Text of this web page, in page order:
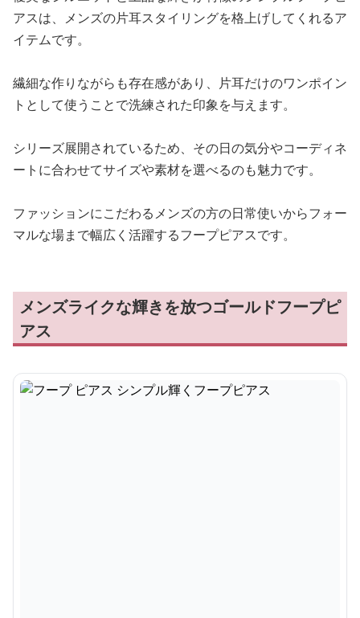
アスは、メンズの片耳スタイリングを格上げしてくれるア
イテムです。
繊細な作りながらも存在感があり、片耳だけのワンポイン
トとして使うことで洗練された印象を与えます。
シリーズ展開されているため、その日の気分やコーディネ
ートに合わせてサイズや素材を選べるのも魅力です。
ファッションにこだわるメンズの方の日常使いからフォー
マルな場まで幅広く活躍するフープピアスです。
メンズライクな輝きを放つゴールドフープピ
アス